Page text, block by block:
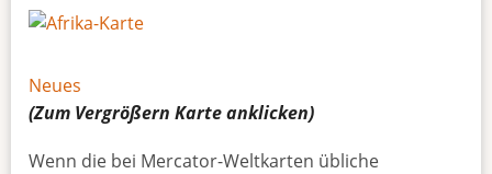
Neues
(Zum Vergrößern Karteanklicken)
Wenn die bei Mercator-Weltkarten übliche